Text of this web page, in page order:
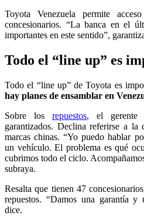
Toyota Venezuela permite
concesionarios. “La banca en el
importantes en este sentido”,
Todo el “line up” es
Todo el “line up” de Toyota es
hay planes de ensamblar en
Sobre los repuestos, el gerente
garantizados. Declina referirse a la
marcas chinas. “Yo puedo hablar
un vehículo. El problema es qué
cubrimos todo el ciclo.
subraya.
Resalta que tienen 47
repuestos. “Damos una garantía y
dice.